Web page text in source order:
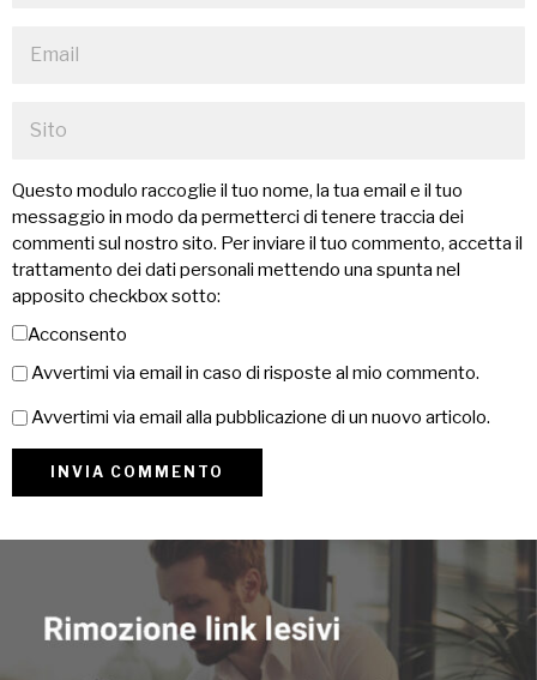
Questo modulo raccoglie il tuo nome, la tua email e il tuo
messaggio in modo da permetterci di tenere traccia dei
commenti sul nostro sito. Per inviare il tuo commento, accetta il
trattamento dei dati personali mettendo una spunta nel
apposito checkbox sotto:
Acconsento
Avvertimi via email in caso di risposte al mio commento.
Avvertimi via email alla pubblicazione di un nuovo articolo.